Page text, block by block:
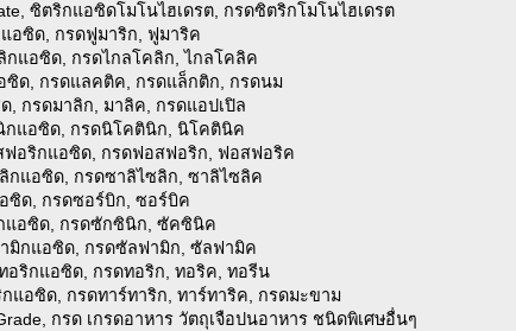
ซิตริกแอซิดโมโนไฮเดรต, กรดซิตริกโมโนไฮเดรต
แอซิด, กรดฟูมาริก, ฟูมาริค
กแอซิด, กรดไกลโคลิก, ไกลโคลิค
ซิด, กรดแลคติค, กรดแล็กติก, กรดนม
, กรดมาลิก, มาลิค, กรดแอปเปิล
กแอซิด, กรดนิโคตินิก, นิโคตินิค
สฟอริกแอซิด, กรดฟอสฟอริก, ฟอสฟอริค
ลิกแอซิด, กรดซาลิไซลิก, ซาลิไซลิค
ซิด, กรดซอร์บิก, ซอร์บิค
แอซิด, กรดซักซินิก, ซัคซินิค
ามิกแอซิด, กรดซัลฟามิก, ซัลฟามิค
ทอริกแอซิด, กรดทอริก, ทอริค, ทอรีน
กแอซิด, กรดทาร์ทาริก, ทาร์ทาริค, กรดมะขาม
กรด เกรดอาหาร วัตถุเจือปนอาหาร ชนิดพิเศษอื่นๆ